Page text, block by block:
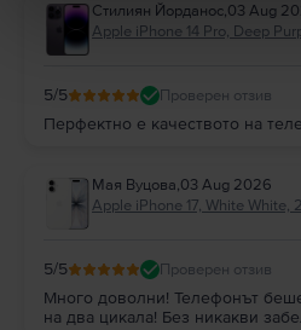
Стилиян Йорданос,03 Aug
Apple iPhone 14 Pro, Deep
5/5 Проверен отзив
Перфектно е качеството на
Мая Вуцова,03 Aug 2026
Apple iPhone 17, White White,
5/5 Проверен отзив
Много доволни! Телефонът
на два цикала! Без никакви